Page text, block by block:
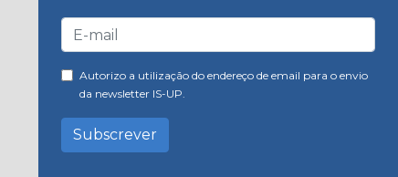
Autorizo a utilização do endereço de email para o envio
da newsletter IS-UP.